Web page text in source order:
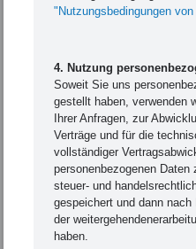
"Nutzungsbedingungen
4. Nutzung
Soweit Sie uns
gestellt haben, verwenden
Ihrer Anfragen, zur
Verträge und für die
vollständiger
personenbezogenen
steuer- und
gespeichert und dann
der
haben.